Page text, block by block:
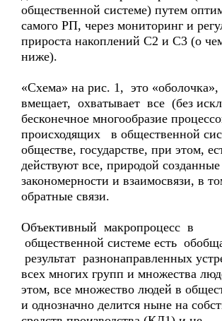
общественной системе) путем
самого РП, через мониторинг и
прироста накоплений С2 и С3 (о
ниже).
«Схема» на рис. 1, это «оболочка»,
вмещает, охватывает все (без
бесконечное многообразие
происходящих в общественной
обществе, государстве, при этом,
действуют все, природой созданные
закономерности и взаимосвязи, в
обратные связи.
Объективный макропроцесс в
общественной системе есть
результат разнонаправленных
всех многих групп и множества
этом, все множество людей в
и однозначно делится ныне на